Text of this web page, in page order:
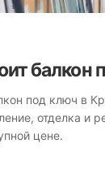
балкон
под ключ в
отделка и
цене.